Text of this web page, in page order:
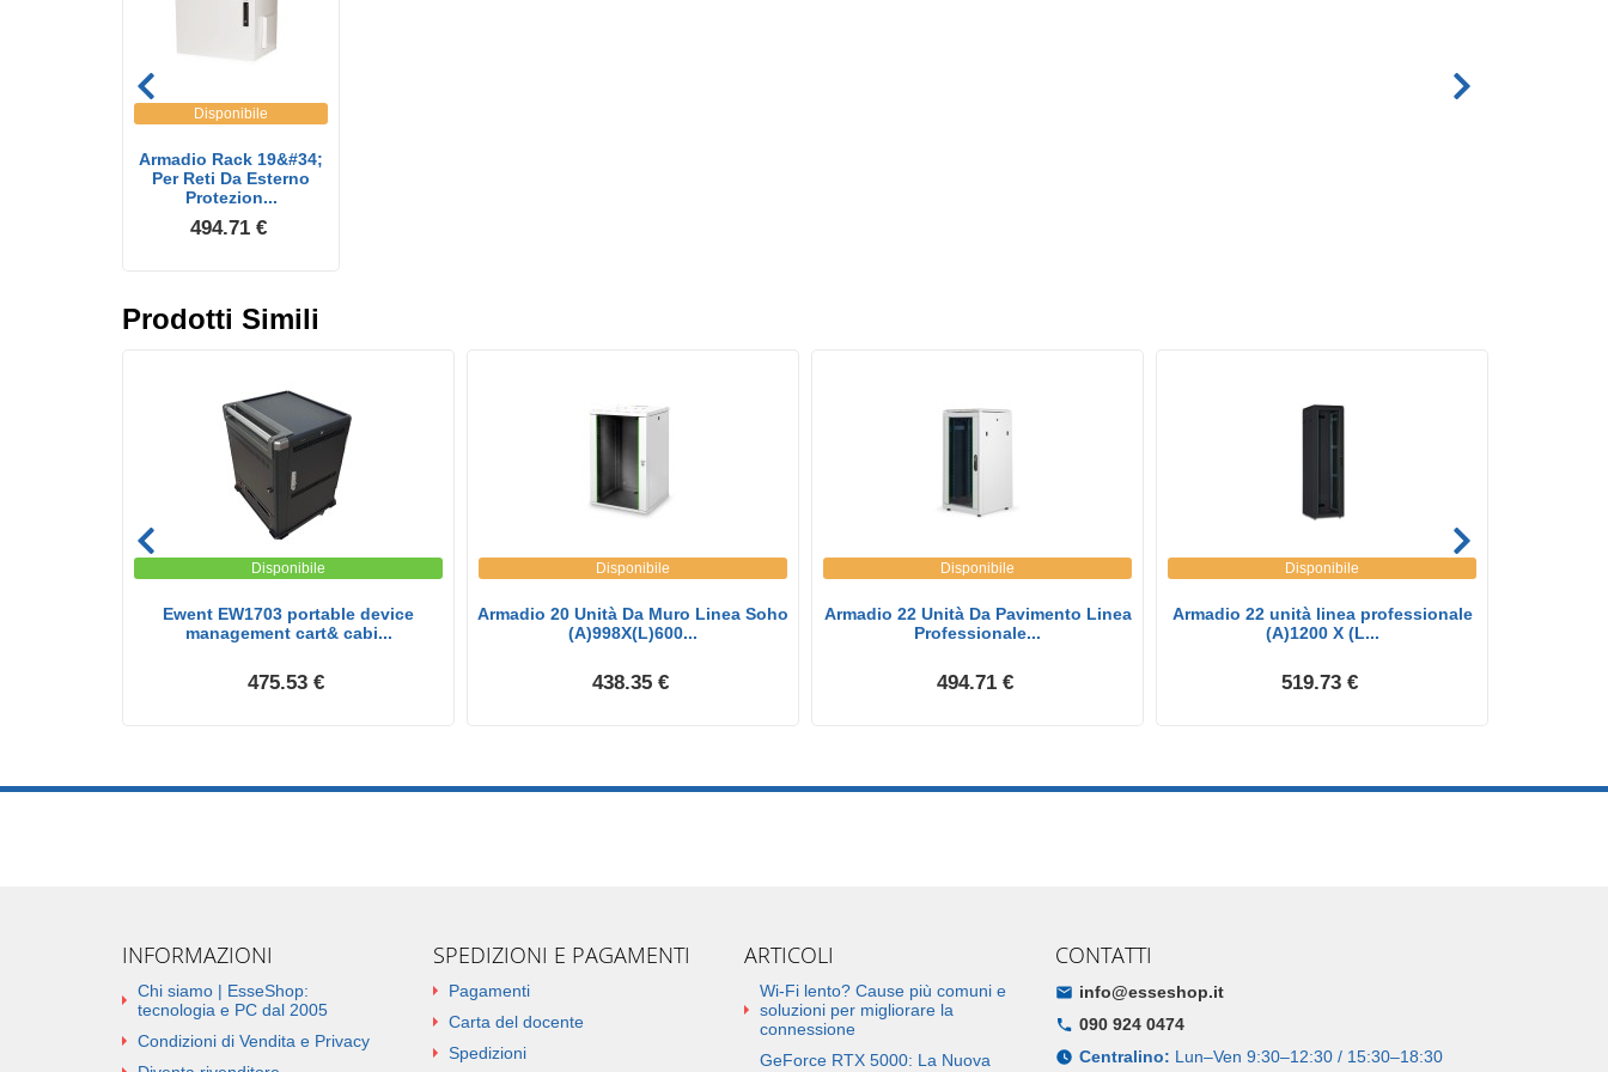
Disponibile
Armadio Rack 19&#34;
Per Reti Da Esterno
Protezion...
494.71 €
Prodotti Simili
Disponibile
Ewent EW1703 portable device
management cart& cabi...
475.53 €
Disponibile
Armadio 20 Unità Da Muro Linea Soho
(A)998X(L)600...
438.35 €
Disponibile
Armadio 22 Unità Da Pavimento Linea
Professionale...
494.71 €
Disponibile
Armadio 22 unità linea professionale
(A)1200 X (L...
519.73 €
INFORMAZIONI
Chi siamo | EsseShop:
tecnologia e PC dal 2005
Condizioni di Vendita e Privacy
SPEDIZIONI E PAGAMENTI
Pagamenti
Carta del docente
Spedizioni
ARTICOLI
Wi-Fi lento? Cause più comuni e
soluzioni per migliorare la
connessione
GeForce RTX 5000: La Nuova
CONTATTI
info@esseshop.it
090 924 0474
Centralino: Lun–Ven 9:30–12:30 / 15:30–18:30